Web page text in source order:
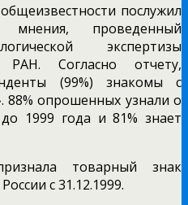
послужил
мнения, проведенный
экспертизы
РАН. Согласно отчету,
(99%) знакомы с
88% опрошенных узнали о
1999 года и 81% знает
товарный знак
с 31.12.1999.